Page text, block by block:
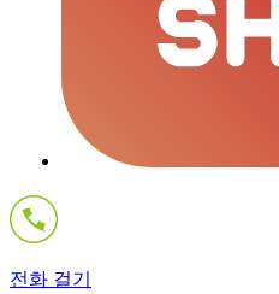
전화 걸기